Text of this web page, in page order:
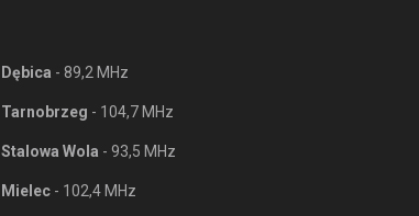
Dębica - 89,2 MHz
Tarnobrzeg - 104,7 MHz
Stalowa Wola - 93,5 MHz
Mielec - 102,4 MHz